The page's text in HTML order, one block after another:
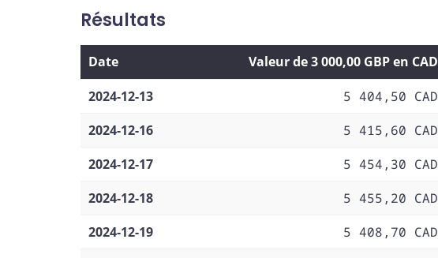
Résultats
Date Valeur de 3 000,00 GBP en CAD
2024-12-13
5 404,50 CAD
2024-12-16
5 415,60 CAD
2024-12-17
5 454,30 CAD
2024-12-18
5 455,20 CAD
2024-12-19
5 408,70 CAD